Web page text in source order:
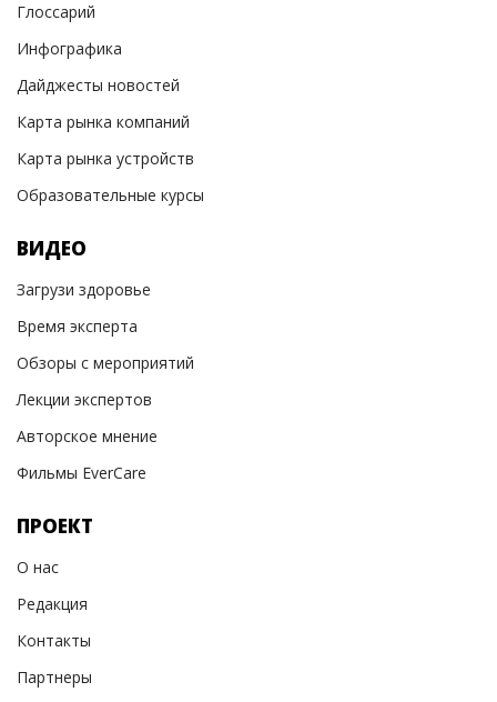
Глоссарий
Инфографика
Дайджесты новостей
Карта рынка компаний
Карта рынка устройств
Образовательные курсы
ВИДЕО
Загрузи здоровье
Время эксперта
Обзоры с мероприятий
Лекции экспертов
Авторское мнение
Фильмы EverCare
ПРОЕКТ
О нас
Редакция
Контакты
Партнеры